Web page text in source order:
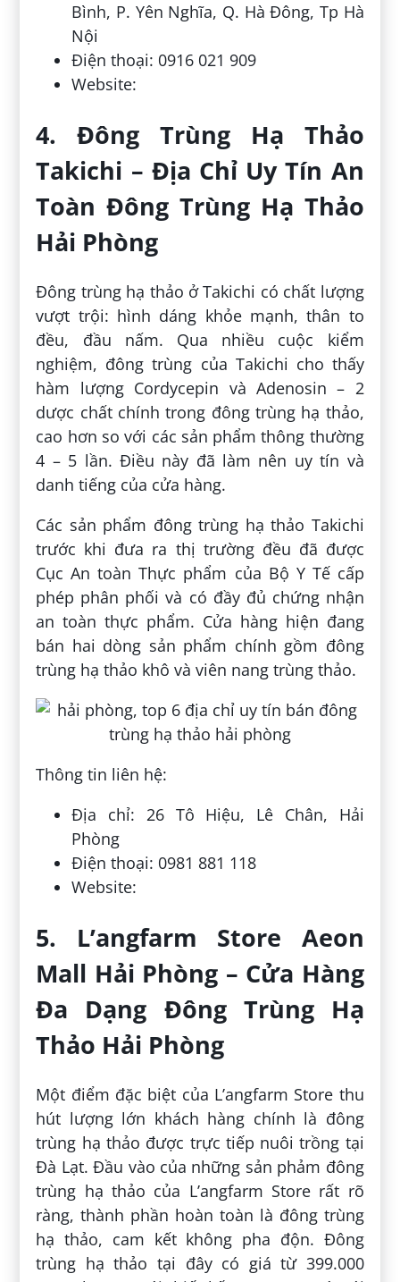
Bình, P. Yên Nghĩa, Q. Hà Đông, Tp Hà
Nội
Điện thoại: 0916 021 909
Website:
4. Đông Trùng Hạ Thảo
Takichi – Địa Chỉ Uy Tín An
Toàn Đông Trùng Hạ Thảo
Hải Phòng
Đông trùng hạ thảo ở Takichi có chất lượng
vượt trội: hình dáng khỏe mạnh, thân to
đều, đầu nấm. Qua nhiều cuộc kiểm
nghiệm, đông trùng của Takichi cho thấy
hàm lượng Cordycepin và Adenosin – 2
dược chất chính trong đông trùng hạ thảo,
cao hơn so với các sản phẩm thông thường
4 – 5 lần. Điều này đã làm nên uy tín và
danh tiếng của cửa hàng.
Các sản phẩm đông trùng hạ thảo Takichi
trước khi đưa ra thị trường đều đã được
Cục An toàn Thực phẩm của Bộ Y Tế cấp
phép phân phối và có đầy đủ chứng nhận
an toàn thực phẩm. Cửa hàng hiện đang
bán hai dòng sản phẩm chính gồm đông
trùng hạ thảo khô và viên nang trùng thảo.
Thông tin liên hệ:
Địa chỉ: 26 Tô Hiệu, Lê Chân, Hải
Phòng
Điện thoại: 0981 881 118
Website:
5. L’angfarm Store Aeon
Mall Hải Phòng – Cửa Hàng
Đa Dạng Đông Trùng Hạ
Thảo Hải Phòng
Một điểm đặc biệt của L’angfarm Store thu
hút lượng lớn khách hàng chính là đông
trùng hạ thảo được trực tiếp nuôi trồng tại
Đà Lạt. Đầu vào của những sản phảm đông
trùng hạ thảo của L’angfarm Store rất rõ
ràng, thành phần hoàn toàn là đông trùng
hạ thảo, cam kết không pha độn. Đông
trùng hạ thảo tại đây có giá từ 399.000